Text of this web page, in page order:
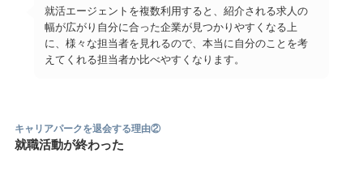
就活エージェントを複数利用すると、紹介される求人の
幅が広がり自分に合った企業が見つかりやすくなる上
に、様々な担当者を見れるので、本当に自分のことを考
えてくれる担当者か比べやすくなります。
キャリアパークを退会する理由②
就職活動が終わった